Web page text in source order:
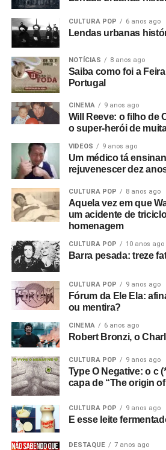
CULTURA POP 6 anos ago
Lendas urbanas
NOTÍCIAS 8 anos ago
Saiba como foi a
Portugal
CINEMA 9 anos ago
Will Reeve: o filho de
o super-herói de
VIDEOS 9 anos ago
Um médico tá
rejuvenescer dez
CULTURA POP 8 anos ago
Aquela vez em que
um acidente de
homenagem
CULTURA POP 10 anos ago
Barra pesada: treze
CULTURA POP 9 anos ago
Fórum da Ele Ela:
ou mentira?
CINEMA 6 anos ago
Robert Bronzi, o
CULTURA POP 9 anos ago
Type O Negative: o c
capa de “The origin
CULTURA POP 9 anos ago
E esse leite
DESTAQUE 7 anos ago